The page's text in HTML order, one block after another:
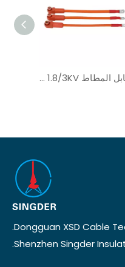
كابل المطاط NSGAFOU 1.8/3KV مع محطة البطارية لـ ESS
Dongguan XSD Cable
Shenzhen Singder